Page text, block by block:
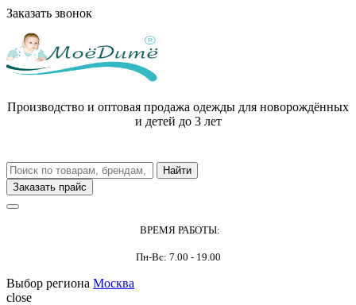
Заказать звонок
Производство и оптовая продажа одежды для новорождённых
и детей до 3 лет
Заказать прайс
ВРЕМЯ РАБОТЫ:
Пн-Вс: 7.00 - 19.00
Выбор региона Москва
close